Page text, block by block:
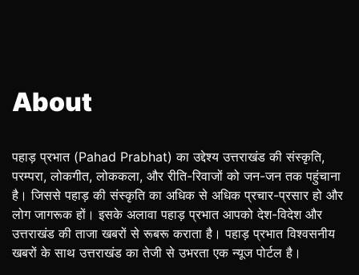
About
पहाड़ प्रभात (Pahad Prabhat) का उद्देश्य उत्तराखंड की संस्कृति,
परम्परा, लोकगीत, लोककला, और रीति-रिवाजों को जन-जन तक पहुंचाना
है। जिससे पहाड़ की संस्कृति का अधिक से अधिक प्रचार-प्रसार हो और
लोग जागरूक हों। इसके अलावा पहाड़ प्रभात आपको देश-विदेश और
उत्तराखंड की ताजा खबरों से रूबरू कराता है। पहाड़ प्रभात विश्वसनीय
खबरों के साथ उत्तराखंड का तेजी से उभरता एक न्यूज पोर्टल है।